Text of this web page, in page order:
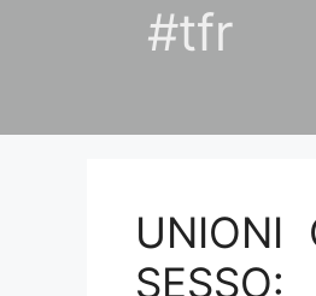
#tfr
UNIONI